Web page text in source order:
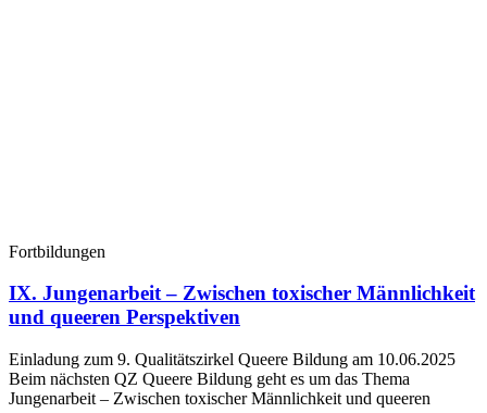
Fortbildungen
IX. Jungenarbeit – Zwischen toxischer Männlichkeit
und queeren Perspektiven
Einladung zum 9. Qualitätszirkel Queere Bildung am 10.06.2025
Beim nächsten QZ Queere Bildung geht es um das Thema
Jungenarbeit – Zwischen toxischer Männlichkeit und queeren